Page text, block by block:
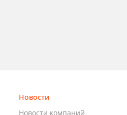
Новости
Новости компаний